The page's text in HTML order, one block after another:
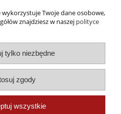
tytułu
Biznesu
2016
Twoje dane osobowe,
znajdziesz w naszej polityce
tylko niezbędne
zgody
wszystkie